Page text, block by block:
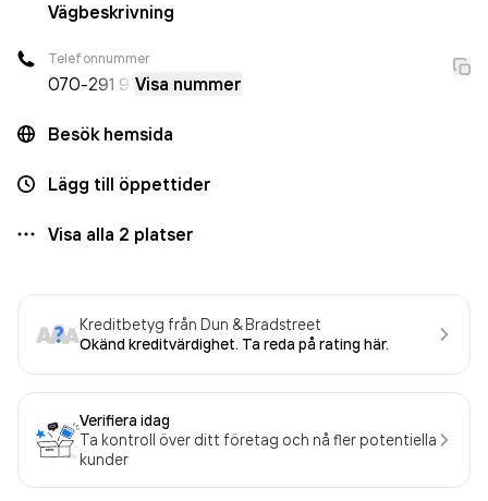
Vägbeskrivning
Telefonnummer
070-291 91 Visa nummer
Besök hemsida
Lägg till öppettider
Visa alla 2 platser
Kreditbetyg från Dun & Bradstreet
Okänd kreditvärdighet. Ta reda på rating här.
Verifiera idag
Ta kontroll över ditt företag och nå fler potentiella
kunder